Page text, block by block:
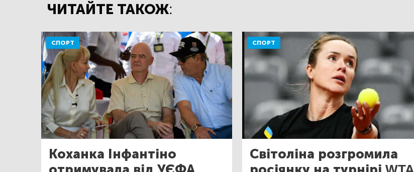
ЧИТАЙТЕ ТАКОЖ:
СПОРТ
Коханка Інфантіно
СПОРТ
Світоліна розгромила